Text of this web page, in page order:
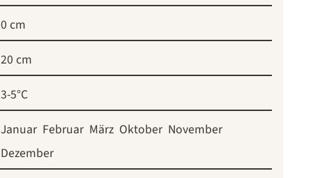
0 cm
20 cm
3-5°C
Januar Februar März Oktober November
Dezember